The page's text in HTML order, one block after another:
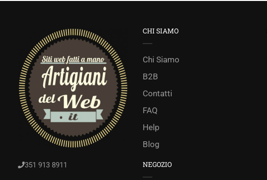
351 913 8911
CHI SIAMO
Chi Siamo
B2B
Contatti
FAQ
Help
Blog
NEGOZIO